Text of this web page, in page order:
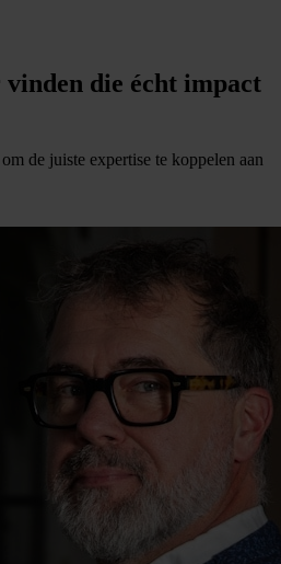
vinden die écht impact
de juiste expertise te koppelen aan